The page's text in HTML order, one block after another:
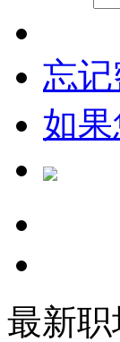
忘记
如
最新